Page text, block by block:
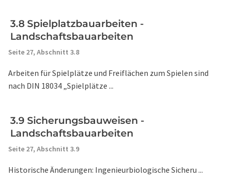
3.8 Spielplatzbauarbeiten -
Landschaftsbauarbeiten
Seite 27, Abschnitt 3.8
Arbeiten für Spielplätze und Freiflächen zum Spielen sind
nach DIN 18034 „Spielplätze ...
3.9 Sicherungsbauweisen -
Landschaftsbauarbeiten
Seite 27, Abschnitt 3.9
Historische Änderungen: Ingenieurbiologische Sicheru ...